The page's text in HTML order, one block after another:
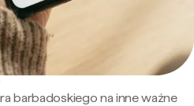
barbadoskiego na inne ważne